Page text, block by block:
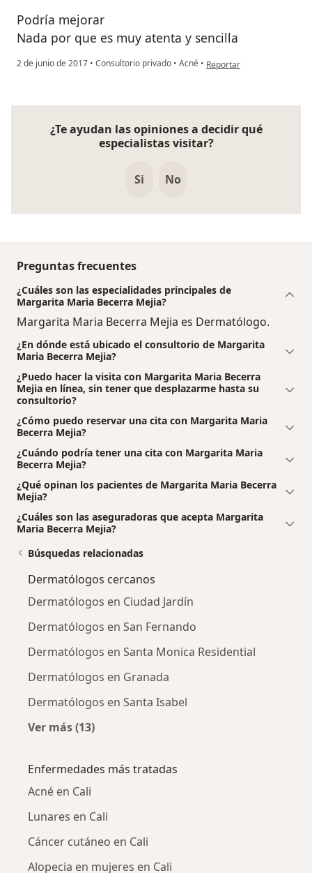
Podría mejorar
Nada por que es muy atenta y sencilla
2 de junio de 2017 • Consultorio privado • Acné • en opinión del usuario
Reportar
¿Te ayudan las opiniones a decidir qué
especialistas visitar?
Si No
Preguntas frecuentes
¿Cuáles son las especialidades principales de
Margarita Maria Becerra Mejia?
Margarita Maria Becerra Mejia es Dermatólogo.
¿En dónde está ubicado el consultorio de Margarita
Maria Becerra Mejia?
¿Puedo hacer la visita con Margarita Maria Becerra
Mejia en línea, sin tener que desplazarme hasta su
consultorio?
¿Cómo puedo reservar una cita con Margarita Maria
Becerra Mejia?
¿Cuándo podría tener una cita con Margarita Maria
Becerra Mejia?
¿Qué opinan los pacientes de Margarita Maria Becerra
Mejia?
¿Cuáles son las aseguradoras que acepta Margarita
Maria Becerra Mejia?
Búsquedas relacionadas
Dermatólogos cercanos
Dermatólogos en Ciudad Jardín
Dermatólogos en San Fernando
Dermatólogos en Santa Monica Residential
Dermatólogos en Granada
Dermatólogos en Santa Isabel
Ver más (13)
Enfermedades más tratadas
Acné en Cali
Lunares en Cali
Cáncer cutáneo en Cali
Alopecia en mujeres en Cali